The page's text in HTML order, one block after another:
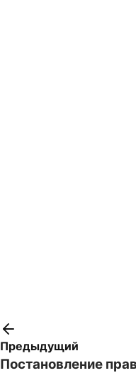
Предыдущий
Постановление